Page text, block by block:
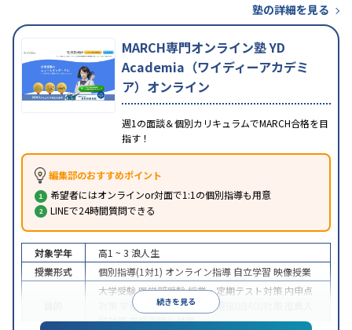
塾の詳細を見る
MARCH専門オンライン塾 YD
Academia（ワイディーアカデミ
ア）オンライン
週1の面談＆個別カリキュラムでMARCH合格を目
指す！
編集部のおすすめポイント
希望者にはオンラインor対面で1:1の個別指導も用意
LINEで24時間質問できる
続きを見る
対象学年 高1 ~ 3 浪人生
授業形式
個別指導(1対1) オンライン指導 自立学習 映像授業
大学受験医学部受験授業・定期テスト対策 内申点
学習習慣の定着 総合型選抜(旧AO)対策
試対策学校別特化対策